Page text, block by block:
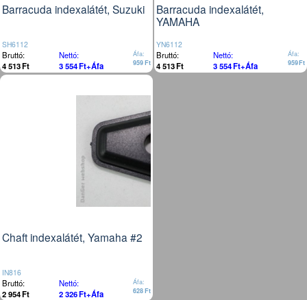
Barracuda indexalátét, Suzuki
SH6112
Bruttó:
4 513Ft
Nettó:
3 554Ft+Áfa
Áfa:
959Ft
Barracuda indexalátét,
YAMAHA
YN6112
Bruttó:
4 513Ft
Nettó:
3 554Ft+Áfa
Áfa:
959Ft
Chaft indexalátét, Yamaha #2
IN816
Bruttó:
2 954Ft
Nettó:
2 326Ft+Áfa
Áfa:
628Ft